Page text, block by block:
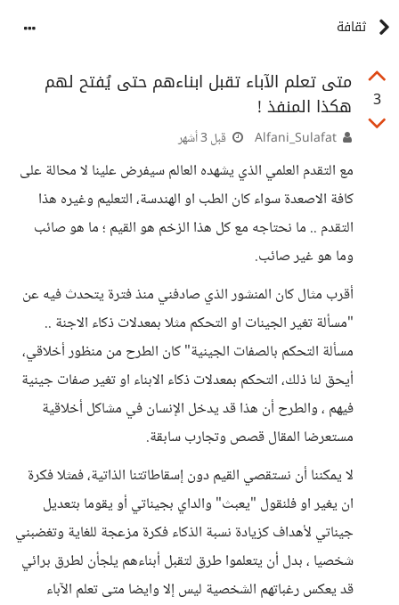
ثقافة
3
متى تعلم الآباء تقبل ابناءهم حتى يُفتح لهم
هكذا المنفذ !
قبل 3 أشهر
مع التقدم العلمي الذي يشهده العالم سيفرض علينا لا محالة على
كافة الاصعدة سواء كان الطب او الهندسة، التعليم وغيره هذا
التقدم .. ما نحتاجه مع كل هذا الزخم هو القيم ؛ ما هو صائب
وما هو غير صائب.
أقرب مثال كان المنشور الذي صادفني منذ فترة يتحدث فيه عن
"مسألة تغير الجينات او التحكم مثلا بمعدلات ذكاء الاجنة ..
مسألة التحكم بالصفات الجينية" كان الطرح من منظور أخلاقي،
أيحق لنا ذلك، التحكم بمعدلات ذكاء الابناء او تغير صفات جينية
فيهم ، والطرح أن هذا قد يدخل الإنسان في مشاكل أخلاقية
مستعرضا المقال قصص وتجارب سابقة.
لا يمكننا أن نستقصي القيم دون إسقاطاتتنا الذاتية، فمثلا فكرة
ان يغير او فلنقول "يعبث" والداي بجيناتي أو يقوما بتعديل
جيناتي لأهداف كزيادة نسبة الذكاء فكرة مزعجة للغاية وتغضبني
شخصيا ، بدل أن يتعلموا طرق لتقبل أبناءهم يلجأن لطرق برائي
قد يعكس رغباتهم الشخصية ليس إلا وايضا متى تعلم الآباء